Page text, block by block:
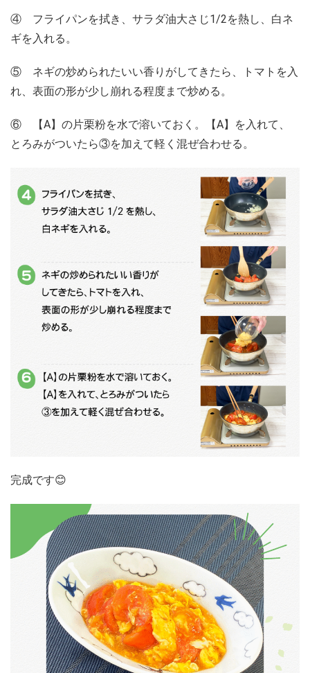
④ フライパンを拭き、サラダ油大さじ1/2を熱し、白ネ
ギを入れる。
⑤ ネギの炒められたいい香りがしてきたら、トマトを入
れ、表面の形が少し崩れる程度まで炒める。
⑥ 【A】の片栗粉を水で溶いておく。【A】を入れて、
とろみがついたら③を加えて軽く混ぜ合わせる。
完成です😊